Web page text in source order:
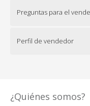
Preguntas para el
Perfil de vendedor
¿Quiénes somos?